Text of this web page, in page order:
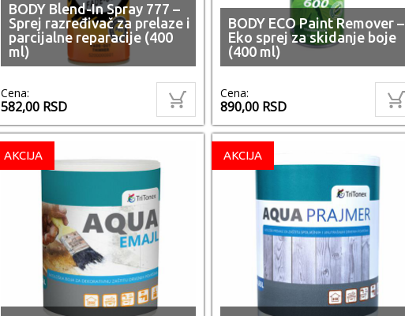
BODY Blend-In Spray 777 –
Sprej razređivač za prelaze i
parcijalne reparacije (400
ml)
Cena:
582,00 RSD
BODY ECO Paint Remover –
Eko sprej za skidanje boje
(400 ml)
Cena:
890,00 RSD
AKCIJA AKCIJA